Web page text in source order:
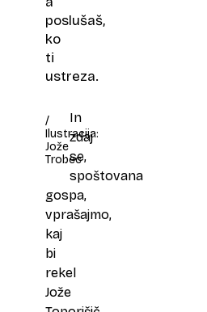
poslušaš,
ko
ti
ustreza.
/
Ilustracija:
Jože
Trobec
In
zdaj
se,
spoštovana
gospa,
vprašajmo,
kaj
bi
rekel
Jože